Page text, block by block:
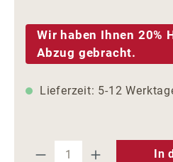
Wir haben Ihnen 20%
Abzug gebracht.
Lieferzeit: 5-12
Produkt Anzahl: In